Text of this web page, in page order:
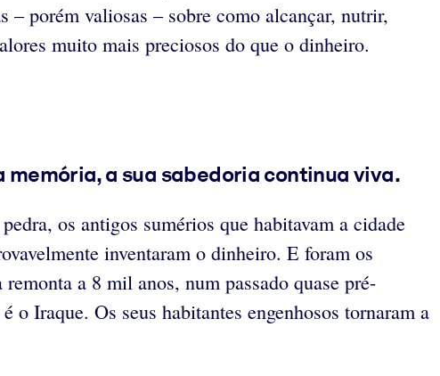
– porém valiosas – sobre como alcançar, nutrir,
muito mais preciosos do que o dinheiro.
memória, a sua sabedoria continua viva.
os antigos sumérios que habitavam a cidade
inventaram o dinheiro. E foram os
a 8 mil anos, num passado quase pré-
Iraque. Os seus habitantes engenhosos tornaram a